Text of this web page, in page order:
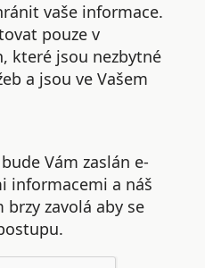
vaše informace.
pouze v
které jsou nezbytné
a jsou ve Vašem
Vám zaslán e-
informacemi a náš
zavolá aby se